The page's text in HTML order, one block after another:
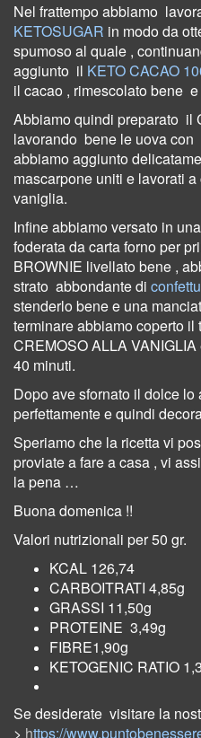
Nel frattempo abbiamo
KETOSUGAR in modo da
spumoso al quale ,
aggiunto il KETO CACAO
il cacao , rimescolato bene e
Abbiamo quindi preparato il
lavorando bene le uova con
abbiamo aggiunto
mascarpone uniti e lavorati a
vaniglia.
Infine abbiamo versato in
foderata da carta forno per
BROWNIE livellato bene ,
strato abbondante di
stenderlo bene e una
terminare abbiamo coperto il
CREMOSO ALLA VANIGLIA
40 minuti.
Dopo ave sfornato il dolce
perfettamente e quindi
Speriamo che la ricetta vi
proviate a fare a casa , vi
la pena …
Buona domenica !!
Valori nutrizionali per 50 gr.
KCAL 126,74
CARBOITRATI 4,85g
GRASSI 11,50g
PROTEINE 3,49g
FIBRE1,90g
KETOGENIC RATIO
Se desiderate visitare la
> https://